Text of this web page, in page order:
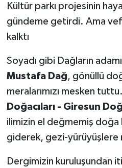
Kültür parkı projesinin
gündeme getirdi. Ama
kalktı
Soyadı gibi Dağların
Mustafa Dağ, gönüllü
meralarımızı mesken
Doğacıları - Giresun
ilimizin el değmemiş doğa
giderek, gezi-
Dergimizin kuruluşundan